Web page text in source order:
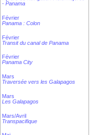
- Panama
Février
Panama : Colon
Février
Transit du canal de Panama
Février
Panama City
Mars
Traversée vers les Galapagos
Mars
Les Galapagos
Mars/Avril
Transpacifique